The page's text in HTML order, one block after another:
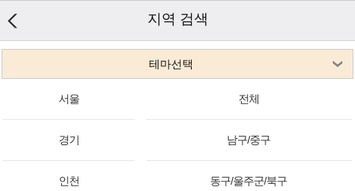
지역 검색
테마선택
서울
경기
인천
전체
남구/중구
동구/울주군/북구